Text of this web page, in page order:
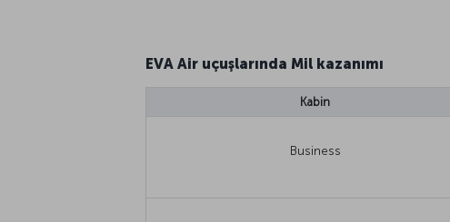
EVA Air uçuşlarında Mil kazanımı
Kabin
Business